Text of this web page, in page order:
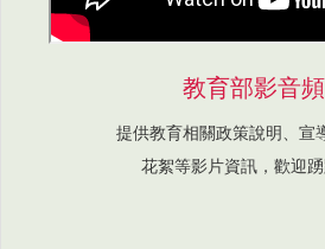
教育部影音
提供教育相關政策說明、宣
花絮等影片資訊，歡迎踴